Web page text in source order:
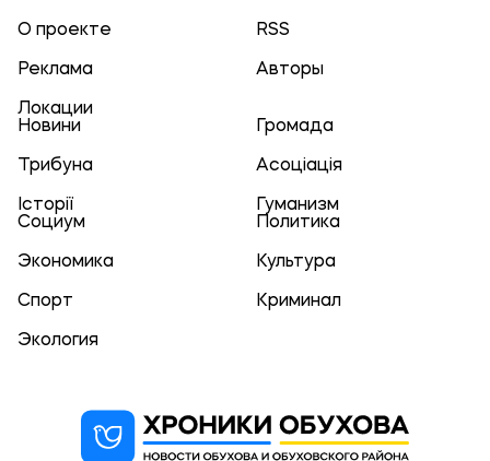
О проекте RSS
Реклама Авторы
Локации
Новини
Громада
Трибуна Асоціація
Історії
Гуманизм
Социум
Политика
Экономика Культура
Спорт Криминал
Экология